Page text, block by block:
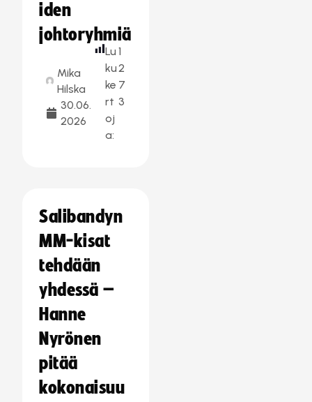
iden
johtoryhmiä
Mika
Hilska
30.06.
2026
Lu
ku
ke
rt
oj
a:
1
2
7
3
Salibandyn
MM-kisat
tehdään
yhdessä –
Hanne
Nyrönen
pitää
kokonaisuu